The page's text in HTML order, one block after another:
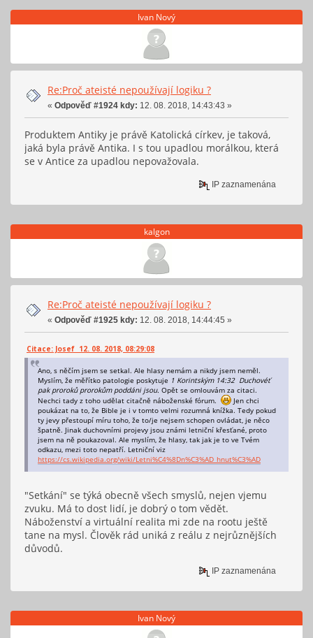
Ivan Nový
Re:Proč ateisté nepoužívají logiku ?
« Odpověď #1924 kdy: 12. 08. 2018, 14:43:43 »
Produktem Antiky je právě Katolická církev, je taková,
jaká byla právě Antika. I s tou upadlou morálkou, která
se v Antice za upadlou nepovažovala.
IP zaznamenána
kalgon
Re:Proč ateisté nepoužívají logiku ?
« Odpověď #1925 kdy: 12. 08. 2018, 14:44:45 »
Citace: Josef 12. 08. 2018, 08:29:08
Ano, s něčím jsem se setkal. Ale hlasy nemám a nikdy jsem neměl.
Myslím, že měřítko patologie poskytuje 1 Korintským 14:32 Duchovéť
pak proroků prorokům poddáni jsou. Opět se omlouvám za citaci.
Nechci tady z toho udělat citačně náboženské fórum.
Jen chci
poukázat na to, že Bible je i v tomto velmi rozumná knížka. Tedy pokud
ty jevy přestoupí míru toho, že to/je nejsem schopen ovládat, je něco
špatně. Jinak duchovními projevy jsou známi letniční křesťané, proto
jsem na ně poukazoval. Ale myslím, že hlasy, tak jak je to ve Tvém
odkazu, mezi toto nepatří. Letniční viz
https://cs.wikipedia.org/wiki/Letni%C4%8Dn%C3%AD_hnut%C3%AD
"Setkání" se týká obecně všech smyslů, nejen vjemu
zvuku. Má to dost lidí, je dobrý o tom vědět.
Náboženství a virtuální realita mi zde na rootu ještě
tane na mysl. Člověk rád uniká z reálu z nejrůznějších
důvodů.
IP zaznamenána
Ivan Nový